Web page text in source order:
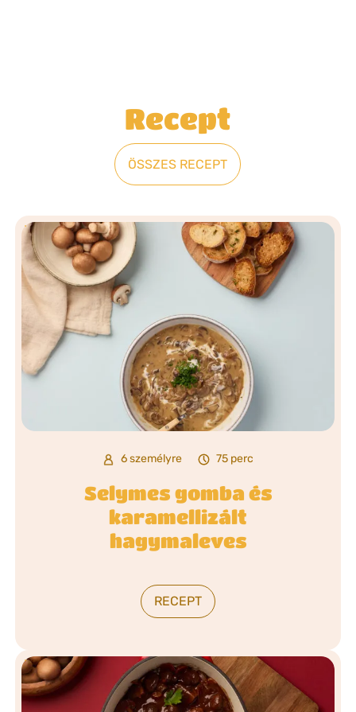
Recept
ÖSSZES RECEPT
6 személyre 75 perc
Selymes gomba és
karamellizált
hagymaleves
RECEPT